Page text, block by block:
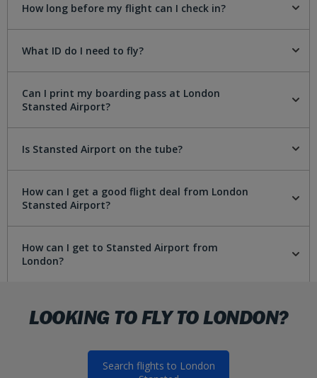
How long before my flight can I check in?
What ID do I need to fly?
Can I print my boarding pass at London
Stansted Airport?
Is Stansted Airport on the tube?
How can I get a good flight deal from London
Stansted Airport?
How can I get to Stansted Airport from
London?
LOOKING TO FLY TO LONDON?
Search flights to London